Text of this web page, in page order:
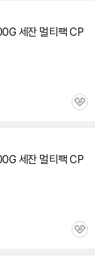
세잔멀티팩 CP
관
세잔멀티팩 CP
관